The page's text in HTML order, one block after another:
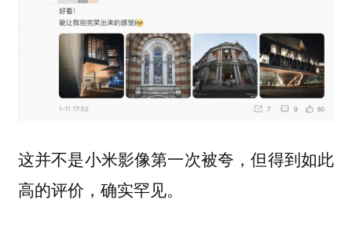
这并不是小米影像第一次被夸，但得到如此
高的评价，确实罕见。